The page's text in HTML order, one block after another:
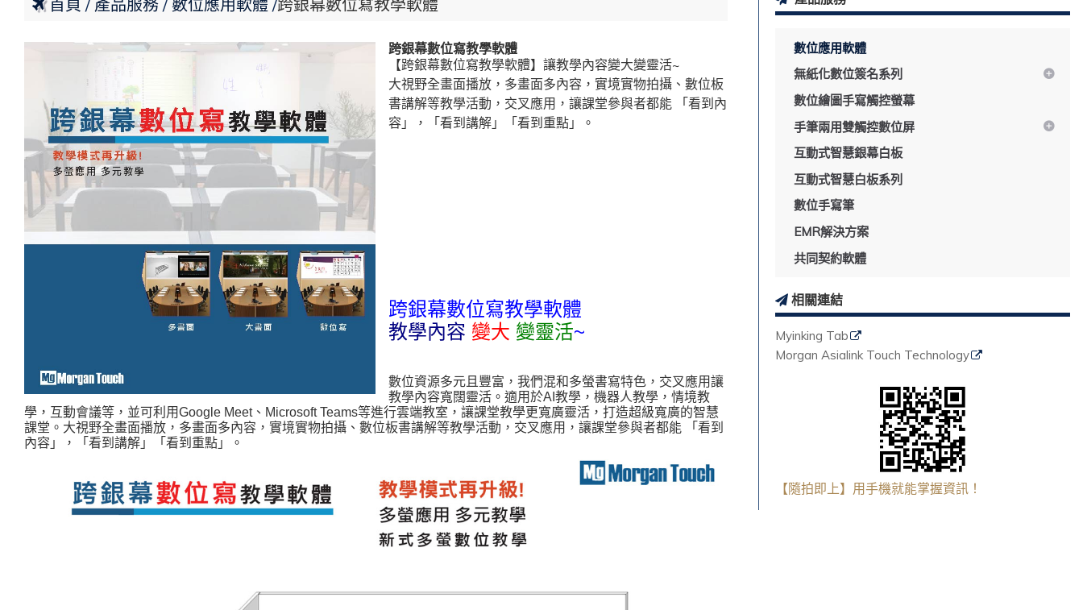
數位應用軟體
無紙化數位簽名系列
數位繪圖手寫觸控螢幕
手筆兩用雙觸控數位屏
互動式智慧銀幕白板
互動式智慧白板系列
數位手寫筆
EMR解決方案
共同契約軟體
相關連結
Myinking Tab
Morgan Asialink Touch Technology
【隨拍即上】用手機就能掌握資訊！
首頁 產品服務 數位應用軟體 跨銀幕數位寫教學軟體
跨銀幕數位寫教學軟體
【跨銀幕數位寫教學軟體】讓教學內容變大變靈活~
大視野全畫面播放，多畫面多內容，實境實物拍攝、數位板
書講解等教學活動，交叉應用，讓課堂參與者都能 「看到內
容」，「看到講解」「看到重點」。
跨銀幕數位寫教學軟體
教學內容 變大 變靈活~
數位資源多元且豐富，我們混和多螢書寫特色，交叉應用讓
教學內容寬闊靈活。適用於AI教學，機器人教學，情境教
學，互動會議等，並可利用Google Meet、 Microsoft Teams等進行雲端教室，讓課堂教學更寬廣靈活，打造超級寬廣的智慧
課堂。 大視野全畫面播放，多畫面多內容，實境實物拍攝、數位板書講解等教學活動，交叉應用，讓課堂參與者都能 「 看到
內容」 ， 「 看到講解」「 看到重點」 。